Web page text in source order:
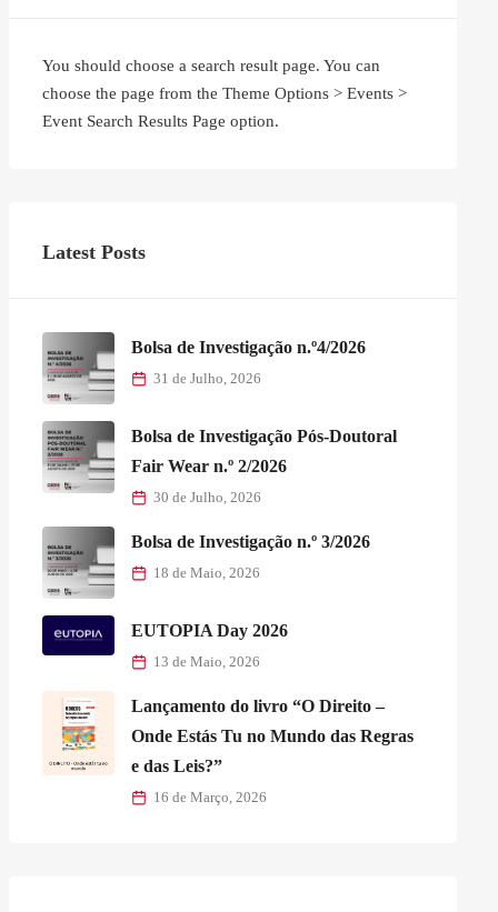
You should choose a search result page. You can
choose the page from the Theme Options > Events >
Event Search Results Page option.
Latest Posts
Bolsa de Investigação n.º4/2026
31 de Julho, 2026
Bolsa de Investigação Pós-Doutoral
Fair Wear n.º 2/2026
30 de Julho, 2026
Bolsa de Investigação n.º 3/2026
18 de Maio, 2026
EUTOPIA Day 2026
13 de Maio, 2026
Lançamento do livro “O Direito –
Onde Estás Tu no Mundo das Regras
e das Leis?”
16 de Março, 2026